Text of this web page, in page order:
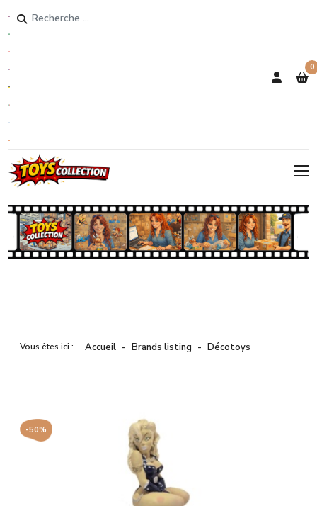
Rechercher
0
Vous êtes ici : Accueil Brands listing Décotoys
-50%